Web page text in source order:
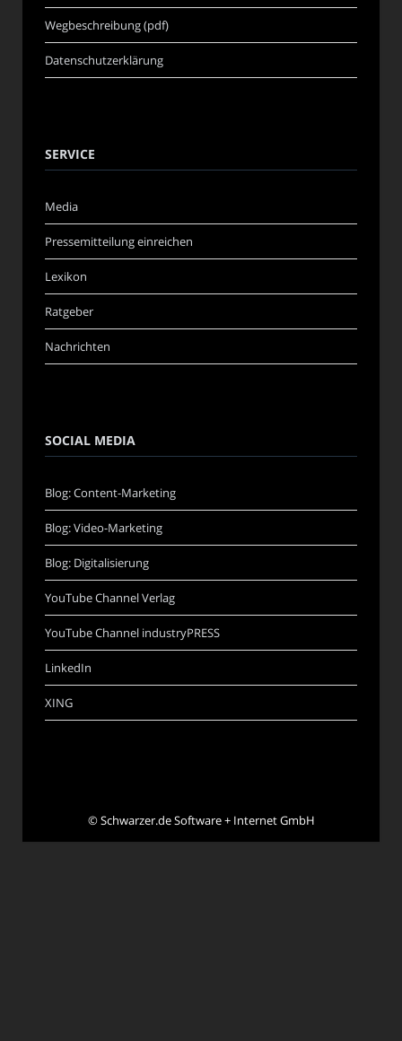
Wegbeschreibung (pdf)
Datenschutzerklärung
SERVICE
Media
Pressemitteilung einreichen
Lexikon
Ratgeber
Nachrichten
SOCIAL MEDIA
Blog: Content-Marketing
Blog: Video-Marketing
Blog: Digitalisierung
YouTube Channel Verlag
YouTube Channel industryPRESS
LinkedIn
XING
©Schwarzer.de Software + Internet GmbH